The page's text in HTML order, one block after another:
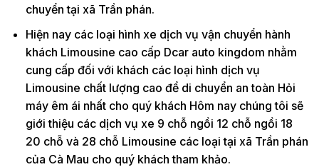
chuyển tại xã Trần phán.
Hiện nay các loại hình xe dịch vụ vận chuyển hành
khách Limousine cao cấp Dcar auto kingdom nhằm
cung cấp đối với khách các loại hình dịch vụ
Limousine chất lượng cao để di chuyển an toàn Hỏi
máy êm ái nhất cho quý khách Hôm nay chúng tôi sẽ
giới thiệu các dịch vụ xe 9 chỗ ngồi 12 chỗ ngồi 18
20 chỗ và 28 chỗ Limousine các loại tại xã Trần phán
của Cà Mau cho quý khách tham khảo.